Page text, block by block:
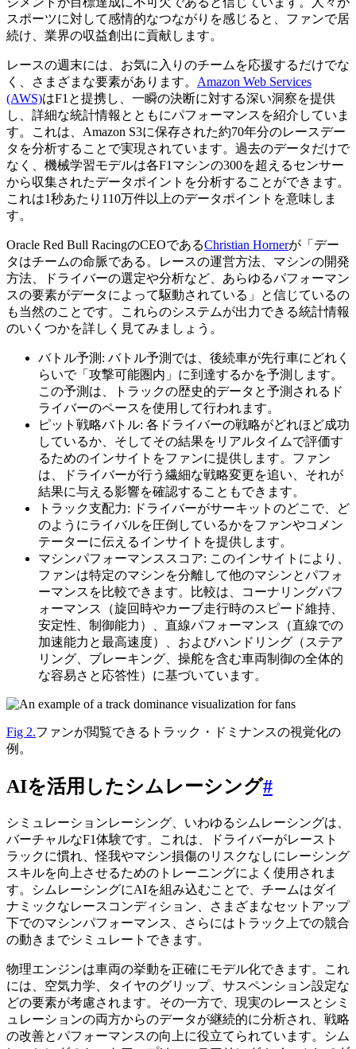
スポーツに対して感情的なつながりを感じると、ファンで居
続け、業界の収益創出に貢献します。
レースの週末には、お気に入りのチームを応援するだけでな
く、さまざまな要素があります。 Amazon Web Services
(AWS)はF1と提携し、一瞬の決断に対する深い洞察を提供
し、詳細な統計情報とともにパフォーマンスを紹介していま
す。これは、Amazon S3に保存された約70年分のレースデー
タを分析することで実現されています。過去のデータだけで
なく、機械学習モデルは各F1マシンの300を超えるセンサー
から収集されたデータポイントを分析することができます。
これは1秒あたり110万件以上のデータポイントを意味しま
す。
Oracle Red Bull RacingのCEOであるChristian Hornerが「デー
タはチームの命脈である。レースの運営方法、マシンの開発
方法、ドライバーの選定や分析など、あらゆるパフォーマン
スの要素がデータによって駆動されている」と信じているの
も当然のことです。これらのシステムが出力できる統計情報
のいくつかを詳しく見てみましょう。
バトル予測: バトル予測では、後続車が先行車にどれく
らいで「攻撃可能圏内」に到達するかを予測します。
この予測は、トラックの歴史的データと予測されるド
ライバーのペースを使用して行われます。
ピット戦略バトル: 各ドライバーの戦略がどれほど成功
しているか、そしてその結果をリアルタイムで評価す
るためのインサイトをファンに提供します。ファン
は、ドライバーが行う繊細な戦略変更を追い、それが
結果に与える影響を確認することもできます。
トラック支配力: ドライバーがサーキットのどこで、ど
のようにライバルを圧倒しているかをファンやコメン
テーターに伝えるインサイトを提供します。
マシンパフォーマンススコア: このインサイトにより、
ファンは特定のマシンを分離して他のマシンとパフォ
ーマンスを比較できます。比較は、コーナリングパフ
ォーマンス（旋回時やカーブ走行時のスピード維持、
安定性、制御能力）、直線パフォーマンス（直線での
加速能力と最高速度）、およびハンドリング（ステア
リング、ブレーキング、操舵を含む車両制御の全体的
な容易さと応答性）に基づいています。
Fig 2.ファンが閲覧できるトラック・ドミナンスの視覚化の
例。
AIを活用したシムレーシング#
シミュレーションレーシング、いわゆるシムレーシングは、
バーチャルなF1体験です。これは、ドライバーがレースト
ラックに慣れ、怪我やマシン損傷のリスクなしにレーシング
スキルを向上させるためのトレーニングによく使用されま
す。シムレーシングにAIを組み込むことで、チームはダイ
ナミックなレースコンディション、さまざまなセットアップ
下でのマシンパフォーマンス、さらにはトラック上での競合
の動きまでシミュレートできます。
物理エンジンは車両の挙動を正確にモデル化できます。これ
には、空気力学、タイヤのグリップ、サスペンション設定な
どの要素が考慮されます。その一方で、現実のレースとシミ
ュレーションの両方からのデータが継続的に分析され、戦略
の改善とパフォーマンスの向上に役立てられています。シム